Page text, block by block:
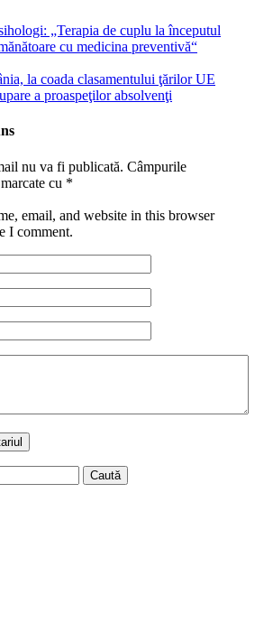
„Terapia de cuplu la începutul
cu medicina preventivă“
la coada clasamentului ţărilor UE
a proaspeţilor absolvenţi
nu va fi publicată. Câmpurile
cu *
email, and website in this browser
I comment.